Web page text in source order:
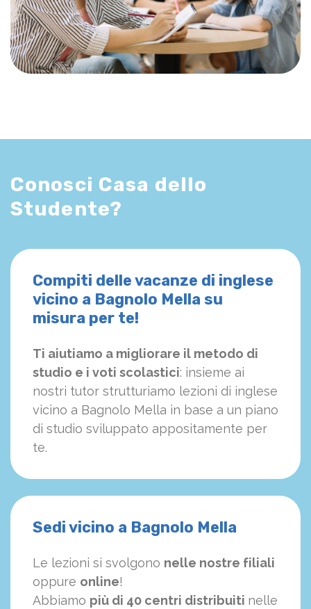
Conosci Casa dello
Studente?
Compiti delle vacanze di inglese
vicino a Bagnolo Mella su
misura per te!
Ti aiutiamo a migliorare il metodo di
studio e i voti scolastici: insieme ai
nostri tutor strutturiamo lezioni di inglese
vicino a Bagnolo Mella in base a un piano
di studio sviluppato appositamente per
te.
Sedi vicino a Bagnolo Mella
Le lezioni si svolgono nelle nostre filiali
oppure online!
Abbiamo più di 40 centri distribuiti nelle